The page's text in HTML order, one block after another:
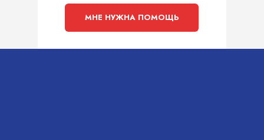
МНЕ НУЖНА ПОМОЩЬ